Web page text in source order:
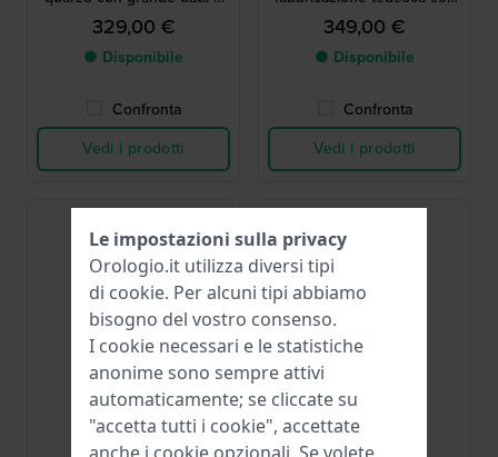
movimento svizzero
329,00 €
● Disponibile
Confronta
Vedi i prodotti
esclusivo cinturino in pelle
invecchiata
349,00 €
● Disponibile
Confronta
Vedi i prodotti
Zeppelin
8680-3
Zeppelin
8670-3
Le impostazioni sulla privacy
Orologio.it utilizza diversi tipi
di cookie. Per alcuni tipi abbiamo
bisogno del vostro consenso.
I cookie necessari e le statistiche
anonime sono sempre attivi
automaticamente; se cliccate su
"accetta tutti i cookie", accettate